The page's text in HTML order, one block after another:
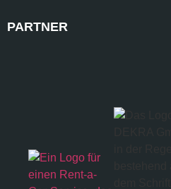
PARTNER